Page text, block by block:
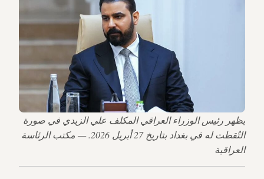
يظهر رئيس الوزراء العراقي المكلف علي الزيدي في صورة
التُقطت له في بغداد بتاريخ 27 أبريل 2026. — مكتب الرئاسة
العراقية